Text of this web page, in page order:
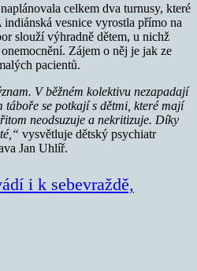
celkem dva turnusy, které
vesnice vyrostla přímo na
slouží výhradně dětem, u nichž
Zájem o něj je jak ze
pacientů.
V běžném kolektivu nezapadají
táboře se potkají s dětmi, které mají
neodsuzuje a nekritizuje. Díky
vysvětluje dětský psychiatr
Jan Uhlíř.
i k sebevraždě,